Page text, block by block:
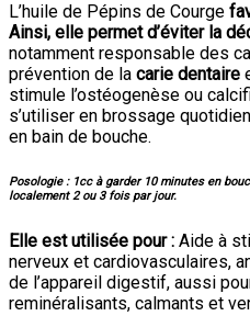
L’huile de Pépins de Courge
Ainsi, elle permet d’éviter la
notamment responsable des
prévention de la carie dentaire
stimule l’ostéogenèse ou
s’utiliser en brossage
en bain de bouche.
Posologie : 1cc à garder 10 minutes en
localement 2 ou 3 fois par jour.
Elle est utilisée pour : Aide à
nerveux et cardiovasculaires,
de l’appareil digestif, aussi
reminéralisants, calmants et